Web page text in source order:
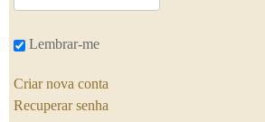
Lembrar-me
Criar nova conta
Recuperar senha